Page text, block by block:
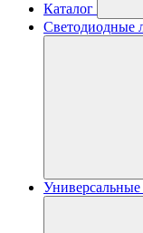
Каталог
Светодиодные